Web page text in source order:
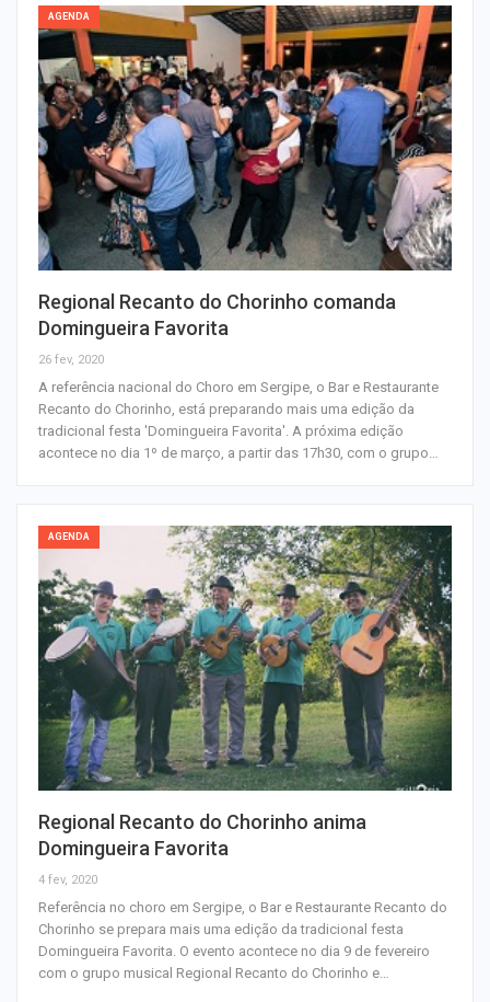
AGENDA
Regional Recanto do Chorinho comanda
Domingueira Favorita
26 fev, 2020
A referência nacional do Choro em Sergipe, o Bar e Restaurante
Recanto do Chorinho, está preparando mais uma edição da
tradicional festa 'Domingueira Favorita'. A próxima edição
acontece no dia 1º de março, a partir das 17h30, com o grupo…
AGENDA
Regional Recanto do Chorinho anima
Domingueira Favorita
4 fev, 2020
Referência no choro em Sergipe, o Bar e Restaurante Recanto do
Chorinho se prepara mais uma edição da tradicional festa
Domingueira Favorita. O evento acontece no dia 9 de fevereiro
com o grupo musical Regional Recanto do Chorinho e…